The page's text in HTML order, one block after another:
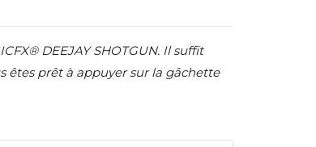
DEEJAY SHOTGUN. Il suffit
êtes prêt à appuyer sur la gâchette